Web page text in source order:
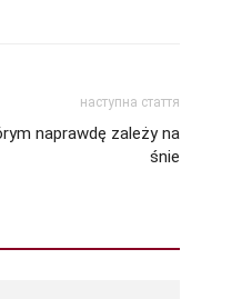
наступна стаття
naprawdę zależy na
śnie